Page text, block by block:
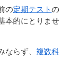
の定期テスト の
本的にとりませ
ならず、 複数科